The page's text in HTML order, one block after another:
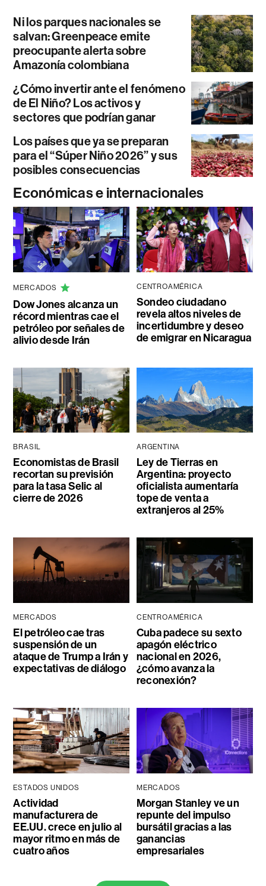
Ni los parques nacionales se
salvan: Greenpeace emite
preocupante alerta sobre
Amazonía colombiana
¿Cómo invertir ante el fenómeno
de El Niño? Los activos y
sectores que podrían ganar
Los países que ya se preparan
para el “Súper Niño 2026” y sus
posibles consecuencias
Económicas e internacionales
MERCADOS
Dow Jones alcanza un
récord mientras cae el
petróleo por señales de
alivio desde Irán
CENTROAMÉRICA
Sondeo ciudadano
revela altos niveles de
incertidumbre y deseo
de emigrar en Nicaragua
BRASIL
Economistas de Brasil
recortan su previsión
para la tasa Selic al
cierre de 2026
ARGENTINA
Ley de Tierras en
Argentina: proyecto
oficialista aumentaría
tope de venta a
extranjeros al 25%
MERCADOS
El petróleo cae tras
suspensión de un
ataque de Trump a Irán y
expectativas de diálogo
CENTROAMÉRICA
Cuba padece su sexto
apagón eléctrico
nacional en 2026,
¿cómo avanza la
reconexión?
ESTADOS UNIDOS
Actividad
manufacturera de
EE.UU. crece en julio al
mayor ritmo en más de
cuatro años
MERCADOS
Morgan Stanley ve un
repunte del impulso
bursátil gracias a las
ganancias
empresariales